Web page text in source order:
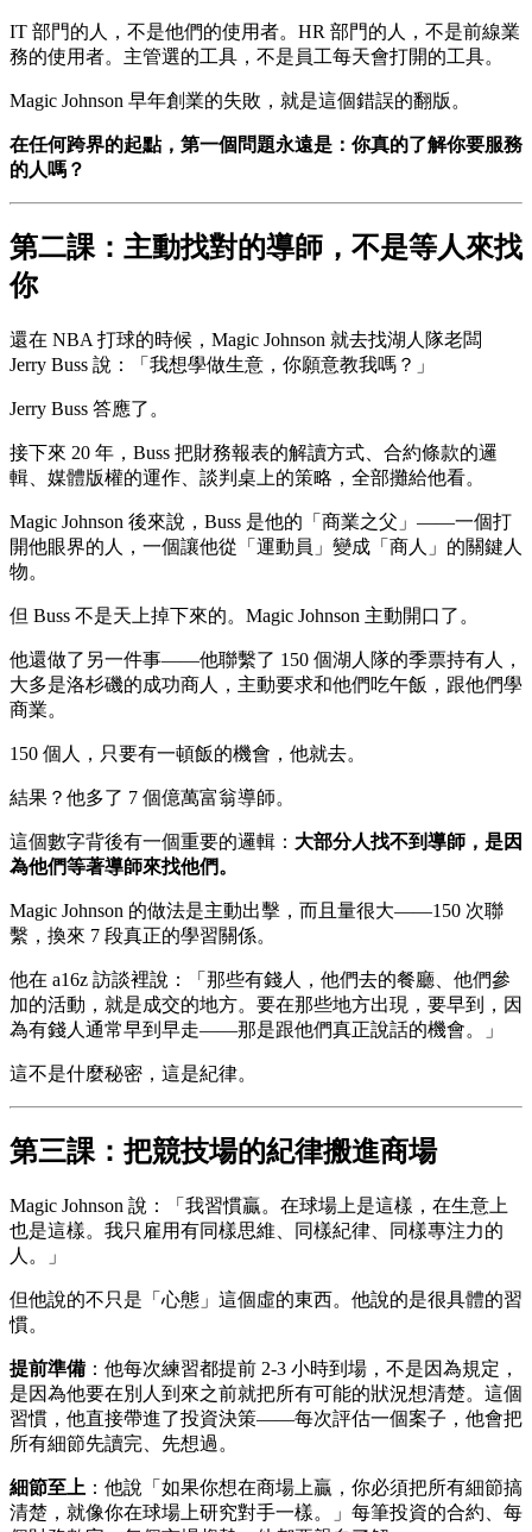
IT 部門的人，不是他們的使用者。HR 部門的人，不是前線業
務的使用者。主管選的工具，不是員工每天會打開的工具。
Magic Johnson 早年創業的失敗，就是這個錯誤的翻版。
在任何跨界的起點，第一個問題永遠是：你真的了解你要服務
的人嗎？
第二課：主動找對的導師，不是等人來找
你
還在 NBA 打球的時候，Magic Johnson 就去找湖人隊老闆
Jerry Buss 說：「我想學做生意，你願意教我嗎？」
Jerry Buss 答應了。
接下來 20 年，Buss 把財務報表的解讀方式、合約條款的邏
輯、媒體版權的運作、談判桌上的策略，全部攤給他看。
Magic Johnson 後來說，Buss 是他的「商業之父」——一個打
開他眼界的人，一個讓他從「運動員」變成「商人」的關鍵人
物。
但 Buss 不是天上掉下來的。Magic Johnson 主動開口了。
他還做了另一件事——他聯繫了 150 個湖人隊的季票持有人，
大多是洛杉磯的成功商人，主動要求和他們吃午飯，跟他們學
商業。
150 個人，只要有一頓飯的機會，他就去。
結果？他多了 7 個億萬富翁導師。
這個數字背後有一個重要的邏輯： 大部分人找不到導師，是因
為他們等著導師來找他們。
Magic Johnson 的做法是主動出擊，而且量很大——150 次聯
繫，換來 7 段真正的學習關係。
他在 a16z 訪談裡說：「那些有錢人，他們去的餐廳、他們參
加的活動，就是成交的地方。要在那些地方出現，要早到，因
為有錢人通常早到早走——那是跟他們真正說話的機會。」
這不是什麼秘密，這是紀律。
第三課：把競技場的紀律搬進商場
Magic Johnson 說：「我習慣贏。在球場上是這樣，在生意上
也是這樣。我只雇用有同樣思維、同樣紀律、同樣專注力的
人。」
但他說的不只是「心態」這個虛的東西。他說的是很具體的習
慣。
提前準備 ：他每次練習都提前 2-3 小時到場，不是因為規定，
是因為他要在別人到來之前就把所有可能的狀況想清楚。這個
習慣，他直接帶進了投資決策——每次評估一個案子，他會把
所有細節先讀完、先想過。
細節至上 ：他說「如果你想在商場上贏，你必須把所有細節搞
清楚，就像你在球場上研究對手一樣。」每筆投資的合約、每